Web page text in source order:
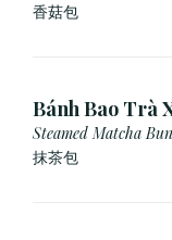
香菇包
Bánh Bao Trà
Cái)
Steamed Matcha
Tea Bun)
抹茶包